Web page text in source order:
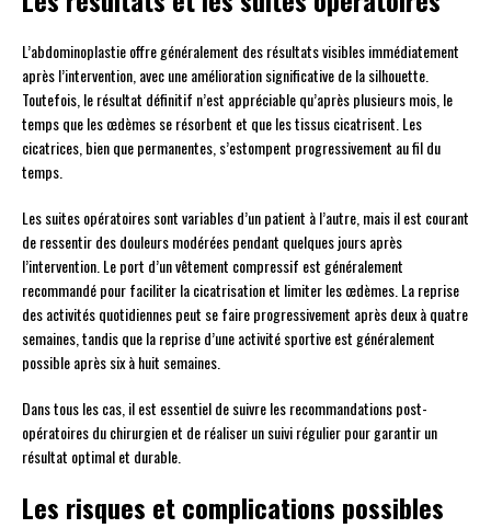
L’abdominoplastie offre généralement des résultats visibles immédiatement
après l’intervention, avec une amélioration significative de la silhouette.
Toutefois, le résultat définitif n’est appréciable qu’après plusieurs mois, le
temps que les œdèmes se résorbent et que les tissus cicatrisent. Les
cicatrices, bien que permanentes, s’estompent progressivement au fil du
temps.
Les suites opératoires sont variables d’un patient à l’autre, mais il est courant
de ressentir des douleurs modérées pendant quelques jours après
l’intervention. Le port d’un vêtement compressif est généralement
recommandé pour faciliter la cicatrisation et limiter les œdèmes. La reprise
des activités quotidiennes peut se faire progressivement après deux à quatre
semaines, tandis que la reprise d’une activité sportive est généralement
possible après six à huit semaines.
Dans tous les cas, il est essentiel de suivre les recommandations post-
opératoires du chirurgien et de réaliser un suivi régulier pour garantir un
résultat optimal et durable.
Les risques et complications possibles